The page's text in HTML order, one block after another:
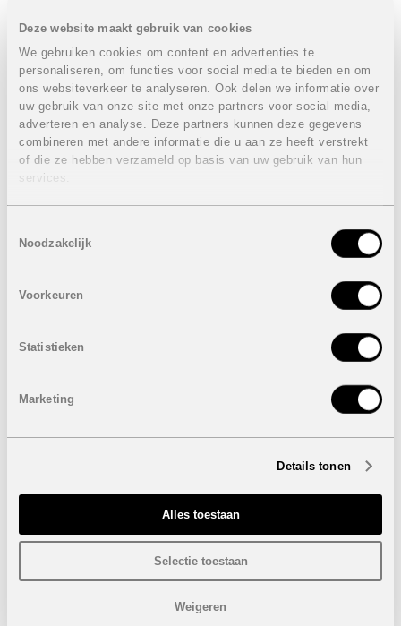
Deze website maakt gebruik van cookies
We gebruiken cookies om content en advertenties te
personaliseren, om functies voor social media te bieden en om
ons websiteverkeer te analyseren. Ook delen we informatie over
uw gebruik van onze site met onze partners voor social media,
adverteren en analyse. Deze partners kunnen deze gegevens
combineren met andere informatie die u aan ze heeft verstrekt
of die ze hebben verzameld op basis van uw gebruik van hun
services.
Noodzakelijk
Voorkeuren
Statistieken
Marketing
Details tonen
Alles toestaan
Selectie toestaan
Weigeren
tussen rust en levendigheid. De uitstekende
verbindingen met luchthavens en snelwegen maken het
ook een ideale keuze voor zowel permanente bewoning
als een tweede verblijf.
Eigenschappen gelijkvloerse appartementen:
2 of 3 Slaapkamers
2 Badkamers
Sommige appartementen hebben en tuin: van 11 m² tot
Autostaanplaats
Eigenschappen laatste penthouse:
2 Badkamers
Dakterras: 67 m²
nieuwbouwbungalows? Neem vandaag nog contact met
ons op en ontdek jouw droomwoning aan de Costa